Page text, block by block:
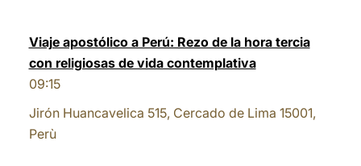
中文
LATINE
Viaje apostólico a Perú: Rezo de la hora tercia
con religiosas de vida contemplativa
09:15
Jirón Huancavelica 515, Cercado de Lima 15001,
Perù